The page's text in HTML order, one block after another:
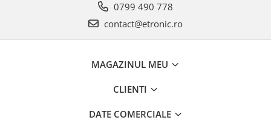
0799 490 778
contact@etronic.ro
MAGAZINUL MEU
CLIENTI
DATE COMERCIALE